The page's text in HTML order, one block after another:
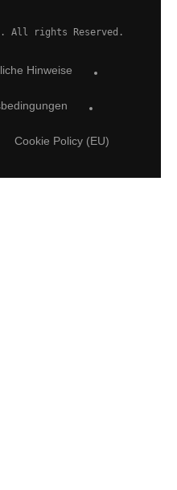
All rights Reserved.
Hinweise
Cookie Policy (EU)